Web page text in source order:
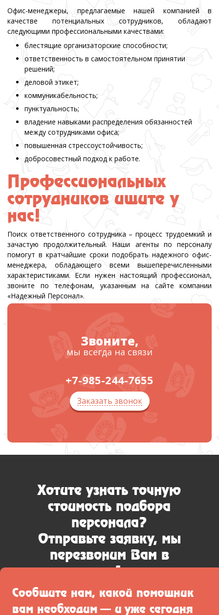
Офис-менеджеры, предлагаемые нашей компанией в
качестве потенциальных сотрудников, обладают
следующими профессиональными качествами:
блестящие организаторские способности;
ответственность в самостоятельном принятии
решений;
деловой этикет;
коммуникабельность;
пунктуальность;
владение навыками распределения обязанностей
между сотрудниками офиса;
повышенная стрессоустойчивость;
добросовестный подход к работе.
Профессиональных
сотрудников ищите у
нас!
Поиск ответственного сотрудника – процесс трудоемкий и
зачастую продолжительный. Наши агенты по персоналу
помогут в кратчайшие сроки подобрать надежного офис-
менеджера, обладающего всеми вышеперечисленными
характеристиками. Если нужен настоящий профессионал,
звоните по телефонам, указанным на сайте компании
«Надежный Персонал».
Звоните,
мы всегда на связи
+7-985-244-7655
Заказать звонок
Хотите узнать точную
стоимость подбора
персонала?
Отправьте заявку, мы
перезвоним Вам в
течение 1 часа.
Оставить заявку
Сообщите нам, какой помощник
вам необходим — и уже сегодня